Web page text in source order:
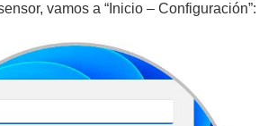
vamos a “Inicio – Configuración”: